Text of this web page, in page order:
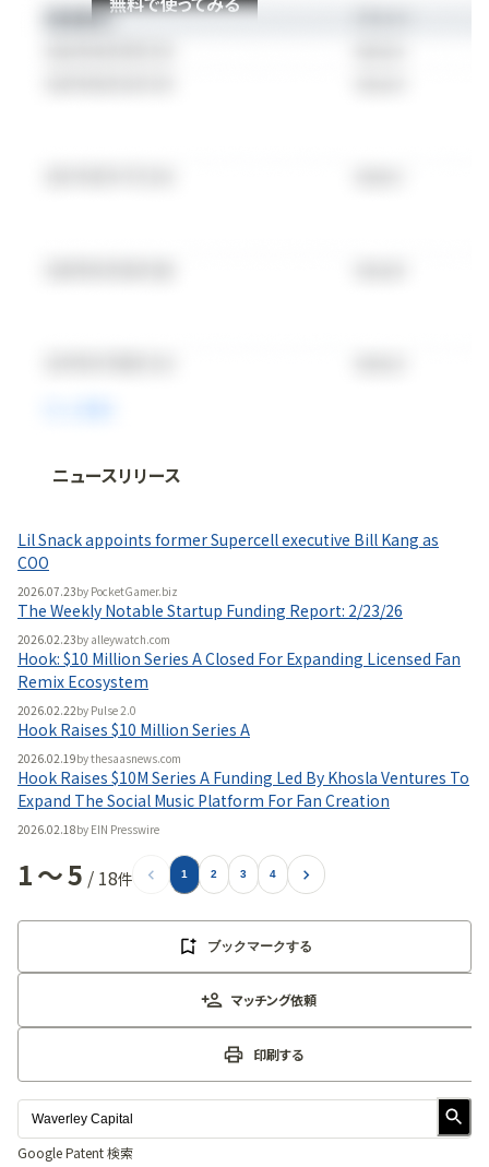
法人向け情報プラットフォーム
無料で使ってみる
ニュースリリース
Lil Snack appoints former Supercell executive Bill Kang as
COO
2026.07.23by PocketGamer.biz
The Weekly Notable Startup Funding Report: 2/23/26
2026.02.23by alleywatch.com
Hook: $10 Million Series A Closed For Expanding Licensed Fan
Remix Ecosystem
2026.02.22by Pulse 2.0
Hook Raises $10 Million Series A
2026.02.19bythesaasnews.com
Hook Raises $10M Series A Funding Led By Khosla Ventures To
Expand The Social Music Platform For Fan Creation
2026.02.18by EIN Presswire
1〜5 / 18件 1 2 3 4
ブックマークする
マッチング依頼
印刷する
Google Patent 検索